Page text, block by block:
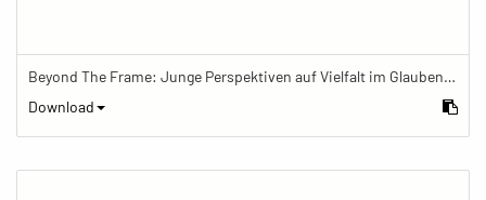
Beyond The Frame: Junge Perspektiven auf Vielfalt im Glauben - Frau arbeitet im Büro eines buddhistischen Zentrums
Download